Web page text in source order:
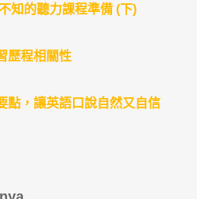
知的聽力課程準備 (下)
歷程相關性
點，讓英語口說自然又自信